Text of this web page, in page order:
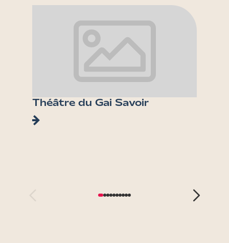
Théâtre du Gai Savoir